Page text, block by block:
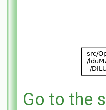
Go to the